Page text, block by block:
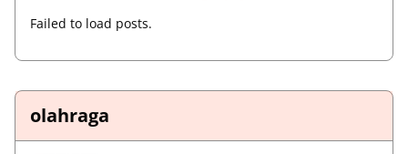
Failed to load posts.
olahraga